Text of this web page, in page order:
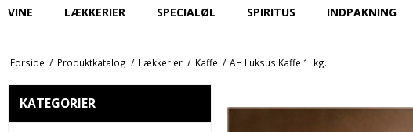
VINE LÆKKERIER SPECIALØL SPIRITUS INDPAKNING
Forside / Produktkatalog / Lækkerier / Kaffe / AH Luksus Kaffe 1. kg.
KATEGORIER